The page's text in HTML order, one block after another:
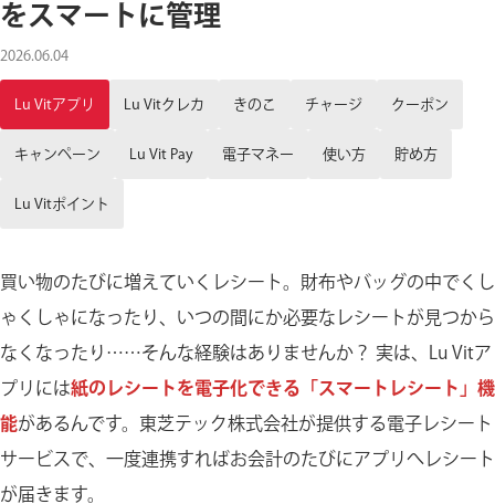
をスマートに管理
2026.06.04
Lu Vitアプリ Lu Vitクレカ きのこ チャージ クーポン
キャンペーン Lu Vit Pay 電子マネー 使い方 貯め方
Lu Vitポイント
買い物のたびに増えていくレシート。財布やバッグの中でくし
ゃくしゃになったり、いつの間にか必要なレシートが見つから
なくなったり……そんな経験はありませんか？ 実は、Lu Vitア
プリには紙のレシートを電子化できる「スマートレシート」機
能があるんです。東芝テック株式会社が提供する電子レシート
サービスで、一度連携すればお会計のたびにアプリへレシート
が届きます。